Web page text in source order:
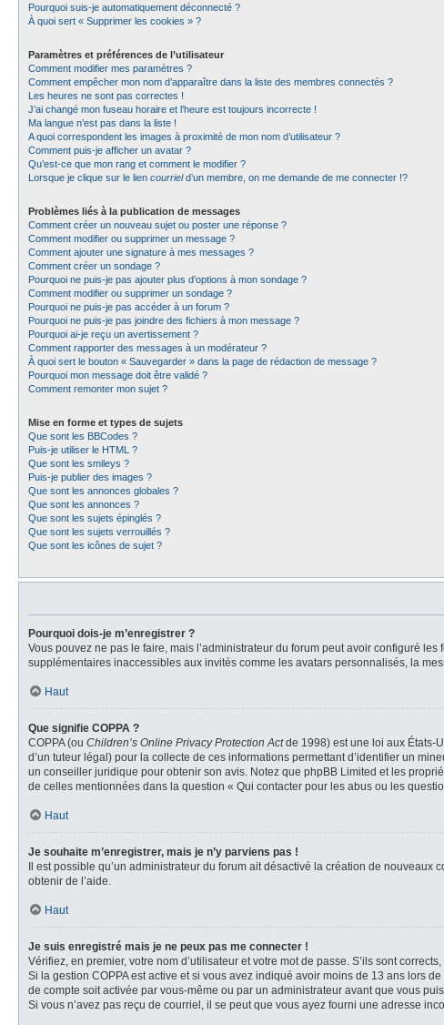
Pourquoi suis-je automatiquement déconnecté ?
À quoi sert « Supprimer les cookies » ?
Paramètres et préférences de l’utilisateur
Comment modifier mes paramètres ?
Comment empêcher mon nom d’apparaître dans la liste des membres connectés ?
Les heures ne sont pas correctes !
J’ai changé mon fuseau horaire et l’heure est toujours incorrecte !
Ma langue n’est pas dans la liste !
A quoi correspondent les images à proximité de mon nom d’utilisateur ?
Comment puis-je afficher un avatar ?
Qu’est-ce que mon rang et comment le modifier ?
Lorsque je clique sur le lien courrield’un membre, on me demande de me connecter !?
Problèmes liés à la publication de messages
Comment créer un nouveau sujet ou poster une réponse ?
Comment modifier ou supprimer un message ?
Comment ajouter une signature à mes messages ?
Comment créer un sondage ?
Pourquoi ne puis-je pas ajouter plus d’options à mon sondage ?
Comment modifier ou supprimer un sondage ?
Pourquoi ne puis-je pas accéder à un forum ?
Pourquoi ne puis-je pas joindre des fichiers à mon message ?
Pourquoi ai-je reçu un avertissement ?
Comment rapporter des messages à un modérateur ?
À quoi sert le bouton « Sauvegarder » dans la page de rédaction de message ?
Pourquoi mon message doit être validé ?
Comment remonter mon sujet ?
Mise en forme et types de sujets
Que sont les BBCodes ?
Puis-je utiliser le HTML ?
Que sont les smileys ?
Puis-je publier des images ?
Que sont les annonces globales ?
Que sont les annonces ?
Que sont les sujets épinglés ?
Que sont les sujets verrouillés ?
Que sont les icônes de sujet ?
Pourquoi dois-je m’enregistrer ?
Vous pouvez ne pas le faire, mais l’administrateur du forum peut avoir configuré
supplémentaires inaccessibles aux invités comme les avatars personnalisés, la
Haut
Que signifie COPPA ?
COPPA (ou Children’s Online Privacy Protection Actde 1998) est une loi aux États-
d’un tuteur légal) pour la collecte de ces informations permettant d’identifier un
un conseiller juridique pour obtenir son avis. Notez que phpBB Limited et les
de celles mentionnées dans la question « Qui contacter pour les abus ou les
Haut
Je souhaite m’enregistrer, mais je n’y parviens pas !
Il est possible qu’un administrateur du forum ait désactivé la création de
obtenir de l’aide.
Haut
Je suis enregistré mais je ne peux pas me connecter !
Vérifiez, en premier, votre nom d’utilisateur et votre mot de passe. S’ils sont
Si la gestion COPPA est active et si vous avez indiqué avoir moins de 13 ans lors
de compte soit activée par vous-même ou par un administrateur avant que vous
Si vous n’avez pas reçu de courriel, il se peut que vous ayez fourni une adresse